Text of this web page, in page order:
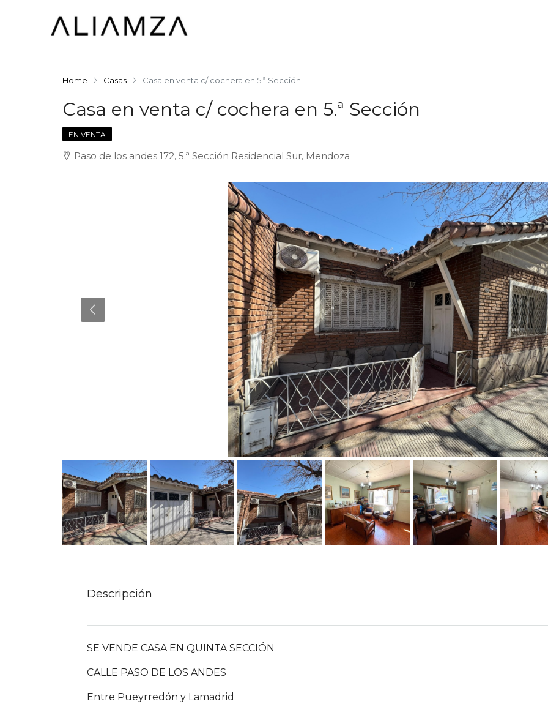
Home Casas Casa en venta c/ cochera en 5.ª Sección
Casa en venta c/ cochera en 5.ª Sección
EN VENTA
Paso de los andes 172, 5.ª Sección Residencial Sur, Mendoza
Descripción
SE VENDE CASA EN QUINTA SECCIÓN
CALLE PASO DE LOS ANDES
Entre Pueyrredón y Lamadrid